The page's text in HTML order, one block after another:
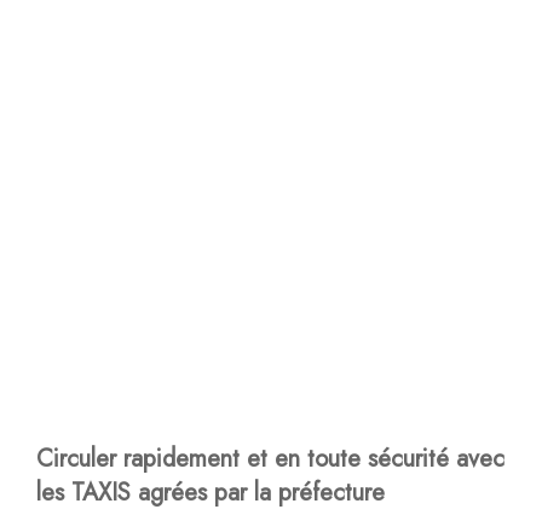
Circuler rapidement et en toute sécurité avec
les TAXIS agrées par la préfecture